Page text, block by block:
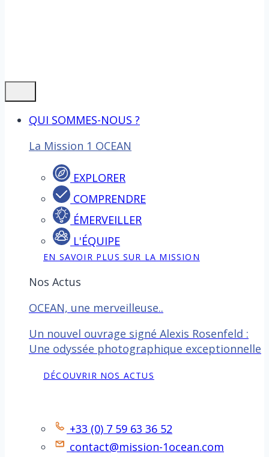
QUI SOMMES-NOUS ?
La Mission 1 OCEAN
EXPLORER
COMPRENDRE
ÉMERVEILLER
L'ÉQUIPE
EN SAVOIR PLUS SUR LA MISSION
Nos Actus
OCEAN, une merveilleuse..
Un nouvel ouvrage signé Alexis Rosenfeld :
Une odyssée photographique exceptionnelle
DÉCOUVRIR NOS ACTUS
+33 (0) 7 59 63 36 52
contact@mission-1ocean.com